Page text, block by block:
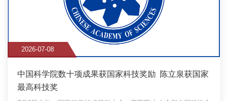
2026-07-08
中国科学院数十项成果获国家科技奖励 陈立泉获国家
最高科技奖